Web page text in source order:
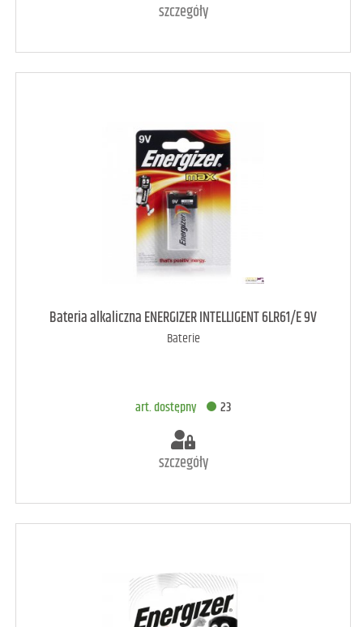
szczegóły
art. dostępny 25
Bateria alkaliczna ENERGIZER INTELLIGENT 6LR61/E 9V
Baterie
art. dostępny 23
szczegóły